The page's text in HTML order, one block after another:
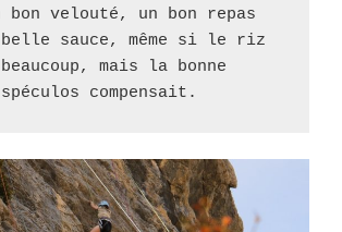
velouté, un bon repas
belle sauce, même si le riz
mais la bonne